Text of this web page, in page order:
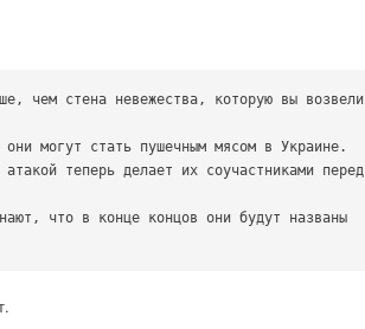
чем стена невежества, которую вы возвели
могут стать пушечным мясом в Украине.
теперь делает их соучастниками перед
что в конце концов они будут названы